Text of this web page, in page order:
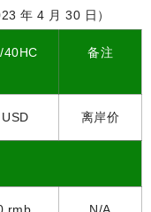
年 4 月 30 日）
40HC 备注
离岸价